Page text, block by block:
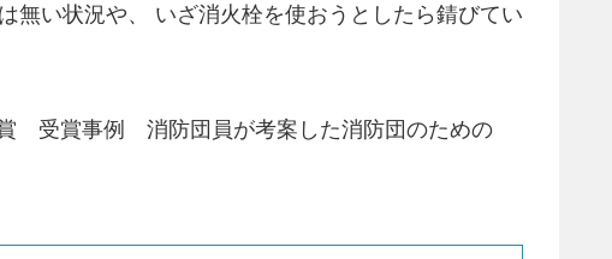
無い状況や、 いざ消火栓を使おうとしたら錆びてい
受賞事例 消防団員が考案した消防団のための